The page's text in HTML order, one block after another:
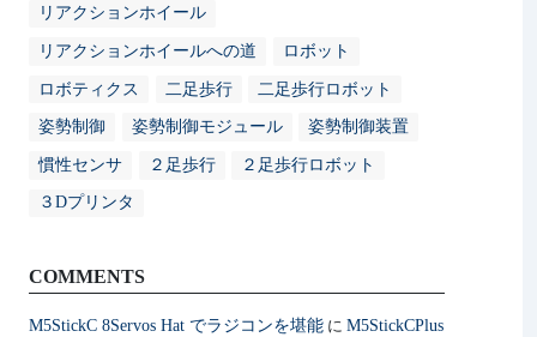
リアクションホイール
リアクションホイールへの道 ロボット
ロボティクス 二足歩行 二足歩行ロボット
姿勢制御 姿勢制御モジュール 姿勢制御装置
慣性センサ ２足歩行 ２足歩行ロボット
３Dプリンタ
COMMENTS
M5StickC 8Servos Hat でラジコンを堪能 に M5StickCPlus